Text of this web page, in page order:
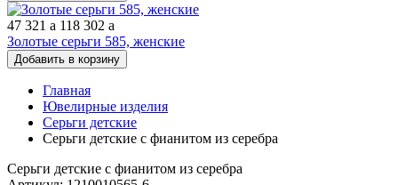
47 321 a 118 302 a
Золотые серьги 585, женские
Добавить в корзину
Главная
Ювелирные изделия
Серьги детские
Серьги детские с фианитом из серебра
Серьги детские с фианитом из серебра